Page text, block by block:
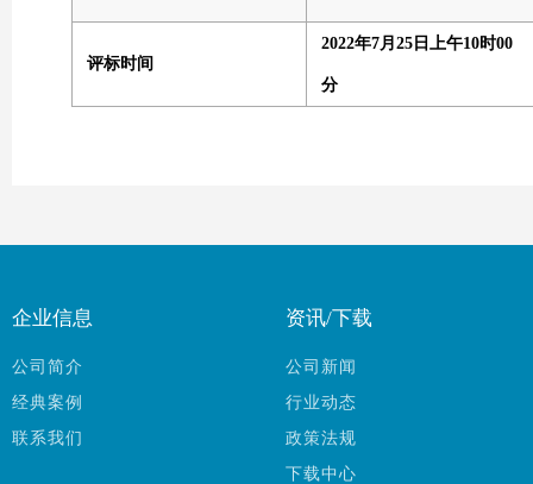
评标时间
2022年7月 25 日 上午10时00
分
企业信息
公司简介
经典案例
联系我们
资讯/下载
公司新闻
行业动态
政策法规
下载中心